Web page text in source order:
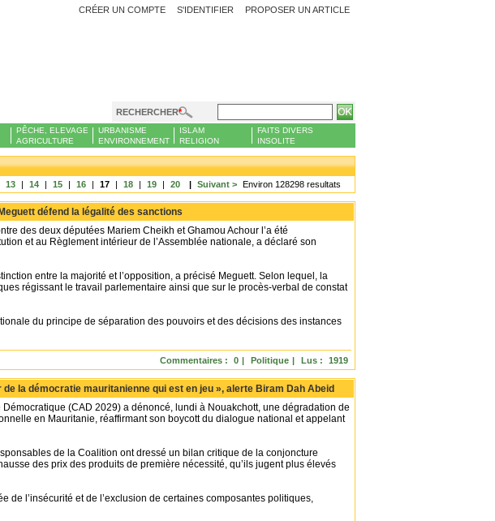
PROPOSER UN ARTICLE
CRÉER UN COMPTE S'IDENTIFIER
RECHERCHER
PÊCHE, ELEVAGE
AGRICULTURE
URBANISME
ENVIRONNEMENT
ISLAM
RELIGION
FAITS DIVERS
INSOLITE
13 | 14 | 15 | 16 | 17 | 18 | 19 | 20 | Suivant > Environ 128298 resultats
défend la légalité des sanctions
des deux députées Mariem Cheikh et Ghamou Achour l’a été
et au Règlement intérieur de l’Assemblée nationale, a déclaré son
entre la majorité et l’opposition, a précisé Meguett. Selon lequel, la
régissant le travail parlementaire ainsi que sur le procès-verbal de constat
du principe de séparation des pouvoirs et des décisions des instances
Lus : 1919
Politique |
Commentaires : 0 |
la démocratie mauritanienne qui est en jeu », alerte Biram Dah Abeid
Démocratique (CAD 2029) a dénoncé, lundi à Nouakchott, une dégradation de
en Mauritanie, réaffirmant son boycott du dialogue national et appelant
de la Coalition ont dressé un bilan critique de la conjoncture
des prix des produits de première nécessité, qu’ils jugent plus élevés
de l’insécurité et de l’exclusion de certaines composantes politiques,